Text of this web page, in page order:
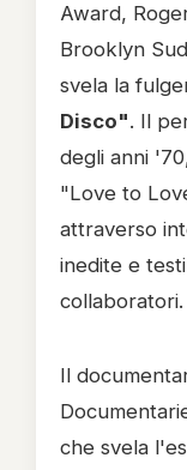
Award,
Brooklyn
svela la
Disco". Il
degli anni
"Love to
attraverso
inedite e
collaboratori.
Il
che svela